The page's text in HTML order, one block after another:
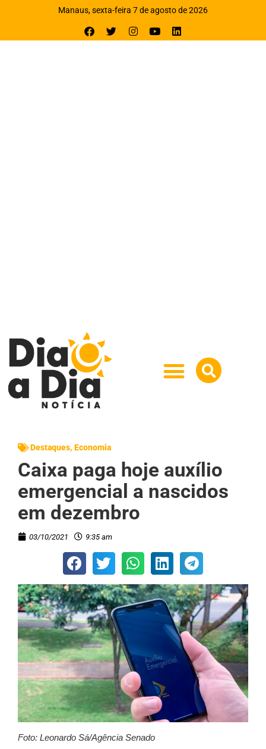
Manaus, sexta-feira 7 de agosto de 2026
Destaques, Economia
Caixa paga hoje auxílio
emergencial a nascidos
em dezembro
03/10/2021 9:35 am
Foto: Leonardo Sá/Agência Senado